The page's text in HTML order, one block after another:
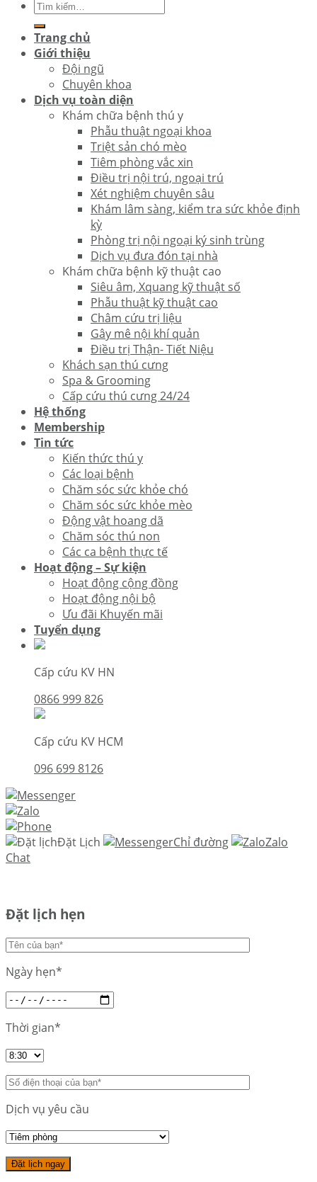
Trang chủ
Giới thiệu
Đội ngũ
Chuyên khoa
Dịch vụ toàn diện
Khám chữa bệnh thú y
Phẫu thuật ngoại khoa
Triệt sản chó mèo
Tiêm phòng vắc xin
Điều trị nội trú, ngoại trú
Xét nghiệm chuyên sâu
Khám lâm sàng, kiểm tra sức khỏe định
kỳ
Phòng trị nội ngoại ký sinh trùng
Dịch vụ đưa đón tại nhà
Khám chữa bệnh kỹ thuật cao
Siêu âm, Xquang kỹ thuật số
Phẫu thuật kỹ thuật cao
Châm cứu trị liệu
Gây mê nội khí quản
Điều trị Thận- Tiết Niệu
Khách sạn thú cưng
Spa & Grooming
Cấp cứu thú cưng 24/24
Hệ thống
Membership
Tin tức
Kiến thức thú y
Các loại bệnh
Chăm sóc sức khỏe chó
Chăm sóc sức khỏe mèo
Động vật hoang dã
Chăm sóc thú non
Các ca bệnh thực tế
Hoạt động – Sự kiện
Hoạt động cộng đồng
Hoạt động nội bộ
Ưu đãi Khuyến mãi
Tuyển dụng
Cấp cứu KV HN
0866 999 826
Cấp cứu KV HCM
096 699 8126
Đặt Lịch Chỉ đường
Zalo
Chat
Đặt lịch hẹn
Ngày hẹn*
Thời gian*
Dịch vụ yêu cầu